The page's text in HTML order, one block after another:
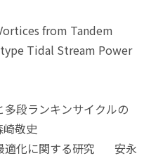
from Tandem
Tidal Stream Power
段ランキンサイクルの
敬史
適化に関する研究 安永